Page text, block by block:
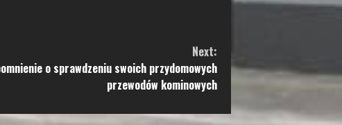
Next:
o sprawdzeniu swoich przydomowych
przewodów kominowych